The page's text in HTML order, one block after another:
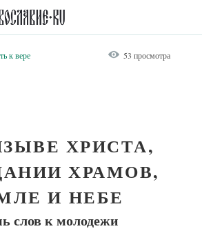
к вере 53 просмотра
ХРИСТА,
ХРАМОВ,
И НЕБЕ
слов к молодежи